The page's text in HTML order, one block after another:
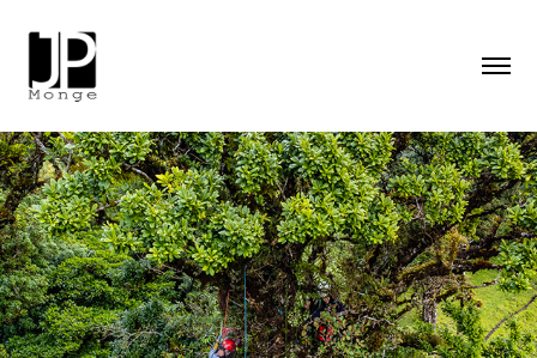
Epífitas y cambio climático
2023